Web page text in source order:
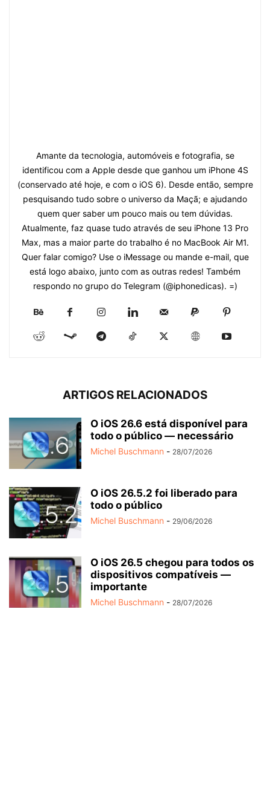
Amante da tecnologia, automóveis e fotografia, se
identificou com a Apple desde que ganhou um iPhone 4S
(conservado até hoje, e com o iOS 6). Desde então, sempre
pesquisando tudo sobre o universo da Maçã; e ajudando
quem quer saber um pouco mais ou tem dúvidas.
Atualmente, faz quase tudo através de seu iPhone 13 Pro
Max, mas a maior parte do trabalho é no MacBook Air M1.
Quer falar comigo? Use o iMessage ou mande e-mail, que
está logo abaixo, junto com as outras redes! Também
respondo no grupo do Telegram (@iphonedicas). =)
ARTIGOS RELACIONADOS
O iOS 26.6 está disponível para
todo o público — necessário
Michel Buschmann - 28/07/2026
O iOS 26.5.2 foi liberado para
todo o público
Michel Buschmann - 29/06/2026
O iOS 26.5 chegou para todos os
dispositivos compatíveis —
importante
Michel Buschmann - 28/07/2026